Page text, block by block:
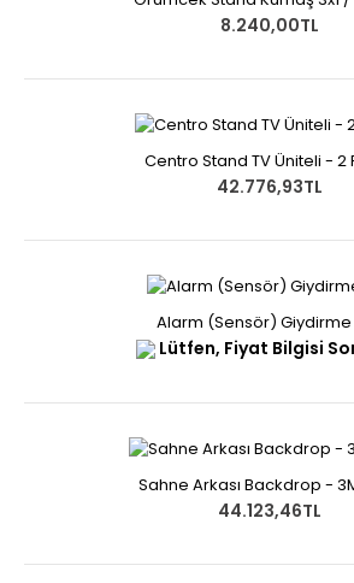
8.240,00TL
Centro Stand TV Üniteli - 2
42.776,93TL
Alarm (Sensör) Giydirme
Lütfen, Fiyat Bilgisi
Sahne Arkası Backdrop -
44.123,46TL